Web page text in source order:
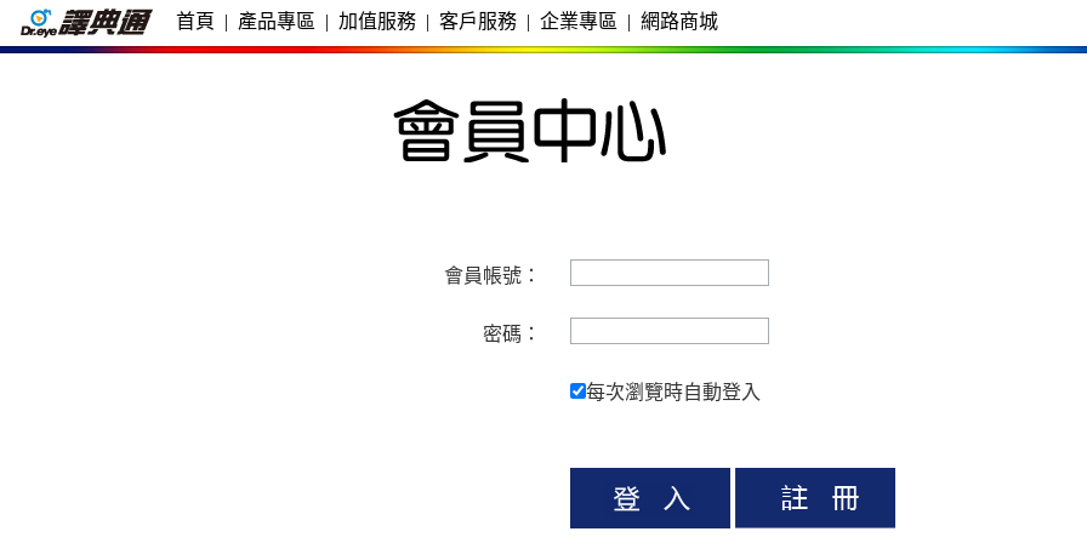
首頁 | 產品專區 | 加值服務 | 客戶服務 | 企業專區 | 網路商城
會員帳號：
密碼：
每次瀏覽時自動登入